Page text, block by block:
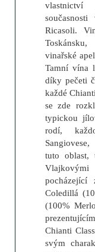
Ricasoli.
vinařské
Tamní vína
díky pečeti
každé
se zde
typickou
rodí,
tuto oblast,
Coledillá
(100%
Chianti
svým